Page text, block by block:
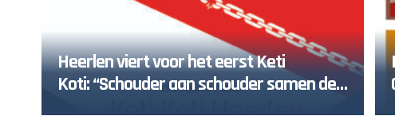
Heerlen viert voor het eerst Keti
Koti: “Schouder aan schouder samen de